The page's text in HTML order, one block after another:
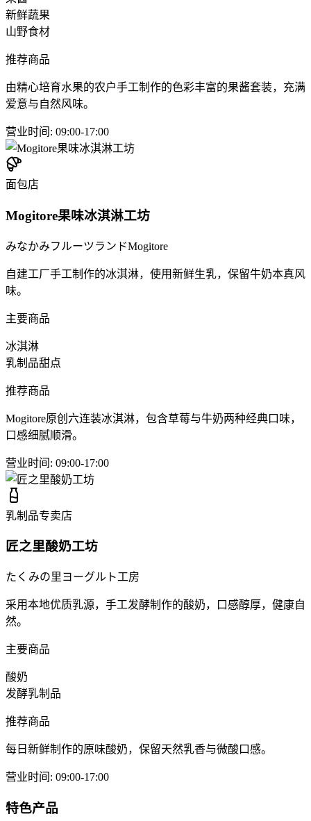
新鲜蔬果
山野食材
推荐商品
由精心培育水果的农户手工制作的色彩丰富的果酱套装，充满
爱意与自然风味。
营业时间 : 09:00-17:00
面包店
Mogitore果味冰淇淋工坊
みなかみフルーツランドMogitore
自建工厂手工制作的冰淇淋，使用新鲜生乳，保留牛奶本真风
味。
主要商品
冰淇淋
乳制品甜点
推荐商品
Mogitore原创六连装冰淇淋，包含草莓与牛奶两种经典口味，
口感细腻顺滑。
营业时间 : 09:00-17:00
乳制品专卖店
匠之里酸奶工坊
たくみの里ヨーグルト工房
采用本地优质乳源，手工发酵制作的酸奶，口感醇厚，健康自
然。
主要商品
酸奶
发酵乳制品
推荐商品
每日新鲜制作的原味酸奶，保留天然乳香与微酸口感。
营业时间 : 09:00-17:00
特色产品